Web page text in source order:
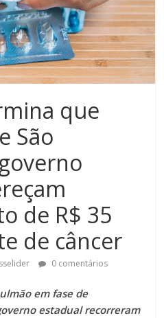
que
São
de R$ 35
de câncer
0 comentários
em fase de
estadual recorreram